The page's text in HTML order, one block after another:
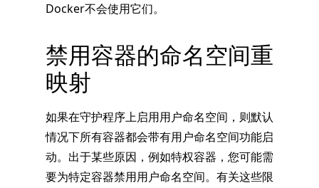
Docker不会使用它们。
禁用容器的命名空间重
映射
如果在守护程序上启用用户命名空间，则默认
情况下所有容器都会带有用户命名空间功能启
动。出于某些原因，例如特权容器，您可能需
要为特定容器禁用用户命名空间。有关这些限